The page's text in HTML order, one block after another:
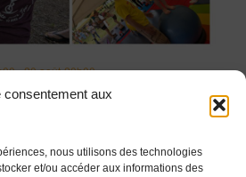
consentement aux
nous utilisons des technologies
et/ou accéder aux informations des
pour Tous Guinguette
-20 août-20h00